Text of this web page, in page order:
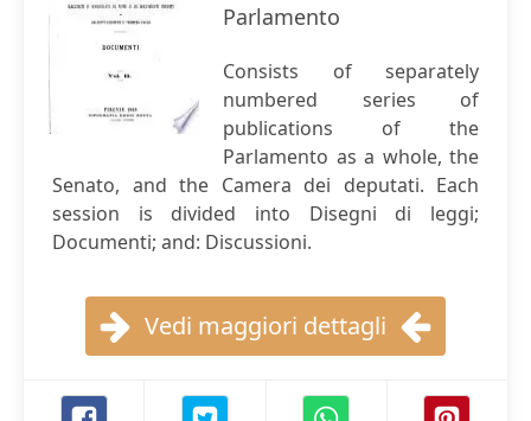
Parlamento
Consists of separately
numbered series of
publications of the
Parlamento as a whole, the
Senato, and the Camera dei deputati. Each
session is divided into Disegni di leggi;
Documenti; and: Discussioni.
Vedi maggiori dettagli